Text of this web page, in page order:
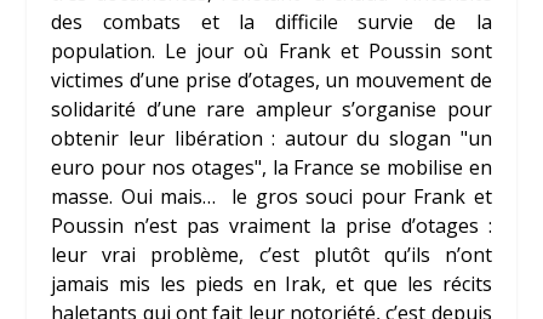
des combats et la difficile survie de la
population. Le jour où Frank et Poussin sont
victimes d’une prise d’otages, un mouvement de
solidarité d’une rare ampleur s’organise pour
obtenir leur libération : autour du slogan "un
euro pour nos otages", la France se mobilise en
masse. Oui mais… le gros souci pour Frank et
Poussin n’est pas vraiment la prise d’otages :
leur vrai problème, c’est plutôt qu’ils n’ont
jamais mis les pieds en Irak, et que les récits
haletants qui ont fait leur notoriété, c’est depuis